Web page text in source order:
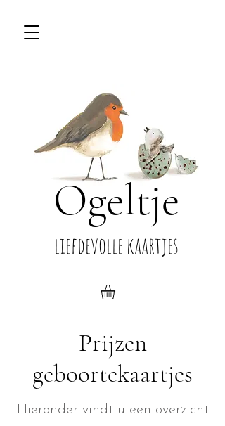
liefdevolle kaartjes
Ogeltje
Prijzen
geboortekaartjes
Hieronder vindt u een overzicht